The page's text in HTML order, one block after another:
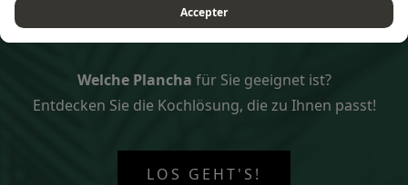
Welche Plancha für Sie geeignet ist?
Entdecken Sie die Kochlösung, die zu Ihnen passt!
LOS GEHT'S!
Accepter